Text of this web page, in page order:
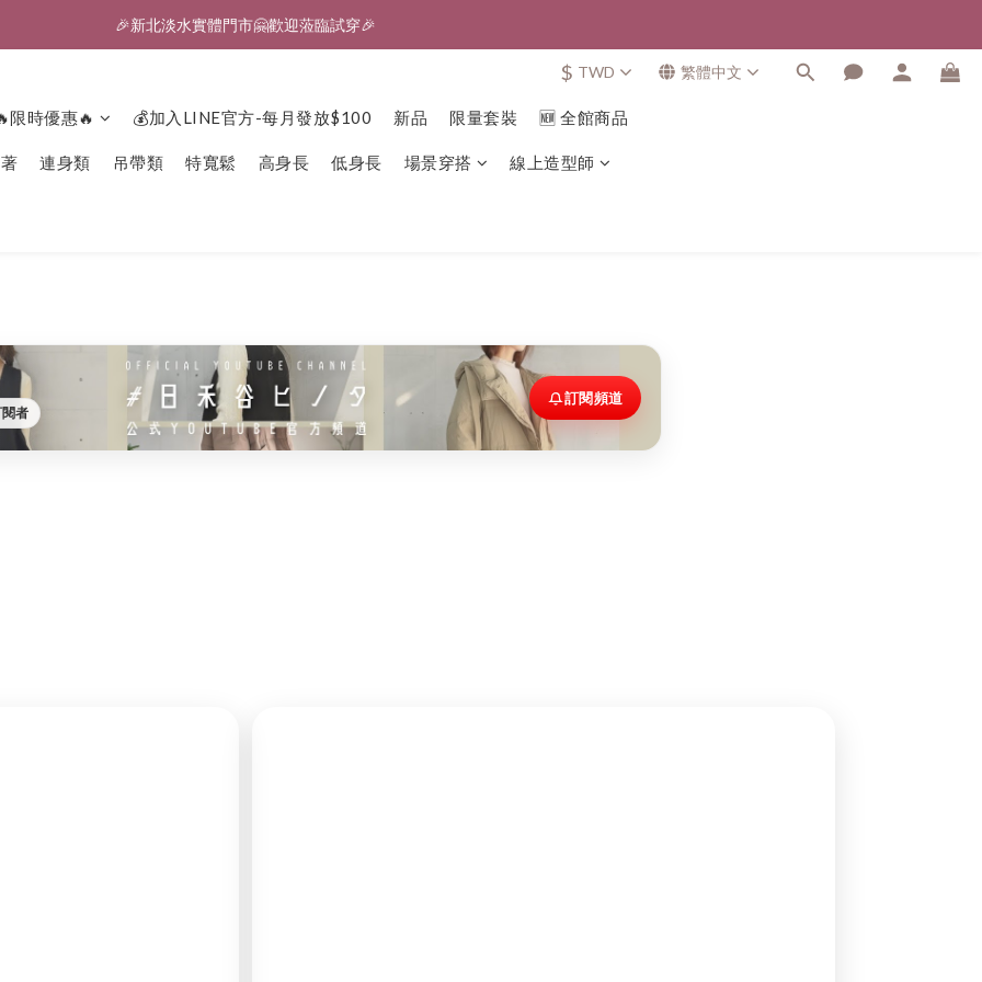
🎉新北淡水實體門市🤗歡迎蒞臨試穿🎉
🎉新北淡水實體門市🤗歡迎蒞臨試穿🎉
$ TWD 繁體中文
限時優惠🔥 💰加入LINE官方-每月發放$100 新品 限量套裝 🆕 全館商品
連身類 吊帶類 特寬鬆 高身長 低身長 場景穿搭 線上造型師
者
訂閱頻道